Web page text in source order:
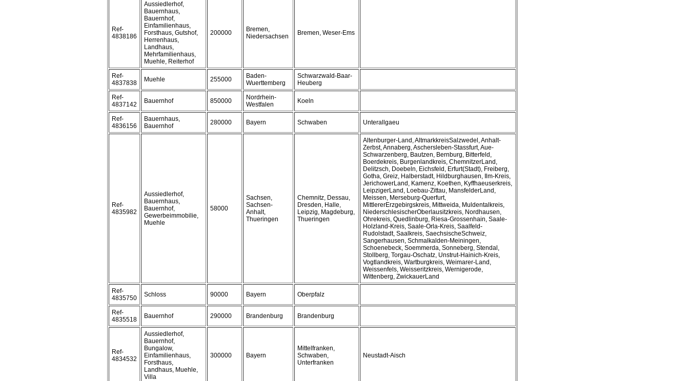
Ref-
4838186
Aussiedlerhof,
Bauernhaus,
Bauernhof,
Einfamilienhaus,
Forsthaus, Gutshof,
Herrenhaus,
Landhaus,
Mehrfamilienhaus,
Muehle, Reiterhof
200000
Bremen,
Niedersachsen
Bremen, Weser-Ems
Ref-
4837838
Muehle 255000
Baden-
Wuerttemberg
Schwarzwald-Baar-
Heuberg
Ref-
4837142
Bauernhof 850000
Nordrhein-
Westfalen
Koeln
Ref-
4836156
Bauernhaus,
Bauernhof
280000 Bayern Schwaben Unterallgaeu
Ref-
4835982
Aussiedlerhof,
Bauernhaus,
Bauernhof,
Gewerbeimmobilie,
Muehle
58000
Sachsen,
Sachsen-
Anhalt,
Thueringen
Chemnitz, Dessau,
Dresden, Halle,
Leipzig, Magdeburg,
Thueringen
Altenburger-Land, AltmarkkreisSalzwedel, Anhalt-
Zerbst, Annaberg, Aschersleben-Stassfurt, Aue-
Schwarzenberg, Bautzen, Bernburg, Bitterfeld,
Boerdekreis, Burgenlandkreis, ChemnitzerLand,
Delitzsch, Doebeln, Eichsfeld, Erfurt(Stadt), Freiberg,
Gotha, Greiz, Halberstadt, Hildburghausen, Ilm-Kreis,
JerichowerLand, Kamenz, Koethen, Kyffhaeuserkreis,
LeipzigerLand, Loebau-Zittau, MansfelderLand,
Meissen, Merseburg-Querfurt,
MittlererErzgebirgskreis, Mittweida, Muldentalkreis,
NiederschlesischerOberlausitzkreis, Nordhausen,
Ohrekreis, Quedlinburg, Riesa-Grossenhain, Saale-
Holzland-Kreis, Saale-Orla-Kreis, Saalfeld-
Rudolstadt, Saalkreis, SaechsischeSchweiz,
Sangerhausen, Schmalkalden-Meiningen,
Schoenebeck, Soemmerda, Sonneberg, Stendal,
Stollberg, Torgau-Oschatz, Unstrut-Hainich-Kreis,
Vogtlandkreis, Wartburgkreis, Weimarer-Land,
Weissenfels, Weisseritzkreis, Wernigerode,
Wittenberg, ZwickauerLand
Ref-
4835750
Schloss 90000 Bayern Oberpfalz
Ref-
4835518
Bauernhof 290000 Brandenburg Brandenburg
Ref-
4834532
Aussiedlerhof,
Bauernhof,
Bungalow,
Einfamilienhaus,
Forsthaus,
Landhaus, Muehle,
Villa
300000 Bayern
Mittelfranken,
Schwaben,
Unterfranken
Neustadt-Aisch